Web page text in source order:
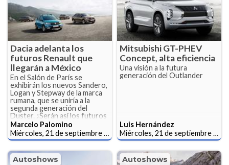
Dacia adelanta los
futuros Renault que
llegarán a México
En el Salón de París se
exhibirán los nuevos Sandero,
Logan y Stepway de la marca
rumana, que se uniría a la
segunda generación del
Duster. ¿Serán así los futuros
Renault?
Marcelo Palomino
Miércoles, 21 de septiembre de 2016
Mitsubishi GT-PHEV
Concept, alta eficiencia
Una visión a la futura
generación del Outlander
Luis Hernández
Miércoles, 21 de septiembre de 2016
Autoshows Autoshows